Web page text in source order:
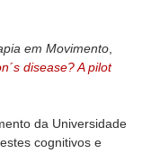
em Movimento
disease? A pilot
da Universidade
cognitivos e